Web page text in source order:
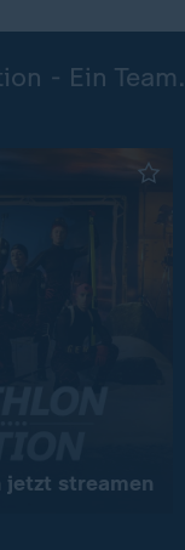
- Ein
jetzt streamen